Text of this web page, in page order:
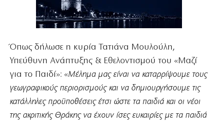
Όπως δήλωσε η κυρία Τατιάνα Μουλούλη,
Υπεύθυνη Ανάπτυξης & Εθελοντισμού του «Μαζί
για το Παιδί»: «Μέλημα μας είναι να καταρρίψουμε τους
γεωγραφικούς περιορισμούς και να δημιουργήσουμε τις
κατάλληλες προϋποθέσεις έτσι ώστε τα παιδιά και οι νέοι
της ακριτικής Θράκης να έχουν ίσες ευκαιρίες με τα παιδιά